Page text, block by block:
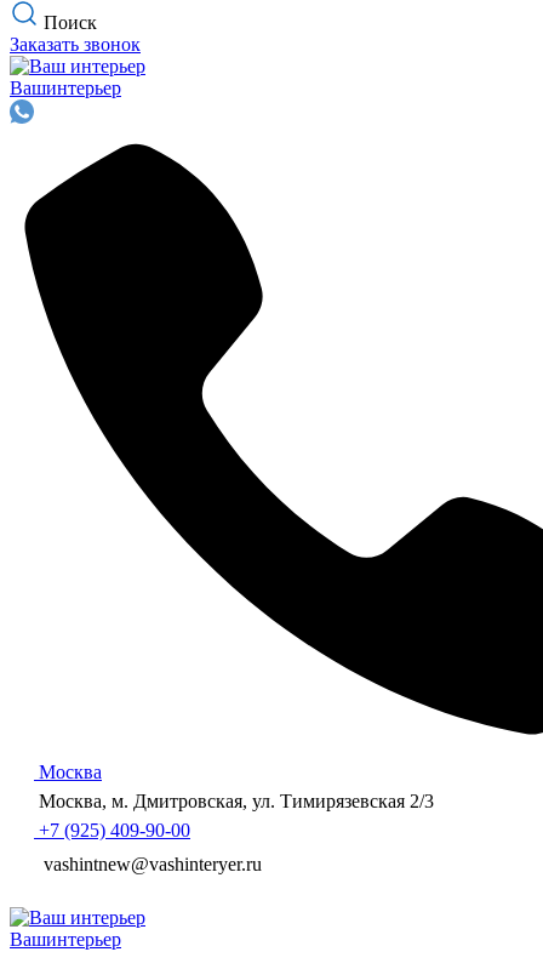
Поиск
Заказать звонок
Вашинтерьер
Москва
Москва, м. Дмитровская, ул. Тимирязевская 2/3
+7 (925) 409-90-00
vashintnew@vashinteryer.ru
Вашинтерьер